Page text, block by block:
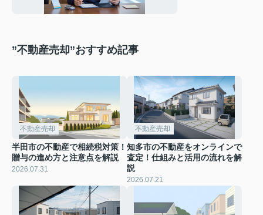
”不動産売却”おすすめ記事
不動産売却
半田市の不動産で相続税対策！
贈与の進め方と注意点を解説
2026.07.31
不動産売却
知多市の不動産をオンラインで
査定！仕組みと活用の流れを解
説
2026.07.21